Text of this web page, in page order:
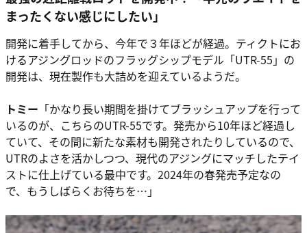
まったくない感じにしたい」
開発に着手してから、今年で３年ほどが経過。ティクトにお
けるアジングロッドのフラッグシップモデル「UTR-55」の
開発は、現在製作も大詰めを迎えているようだ。
トミー 「かなり長い期間を掛けてブラッシュアップを行って
いるのが、こちらのUTR-55です。発売から10年ほど経過し
ていて、その間に新たな素材も開発されたりしているので、
UTRのよさを活かしつつ、現代のアジングにマッチしたテイ
ストに仕上げている最中です。2024年の春発売予定なの
で、もうしばらくお待ちを…」